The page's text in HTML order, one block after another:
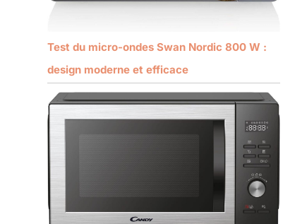
Test du micro-ondes Swan Nordic 800 W :
design moderne et efficace